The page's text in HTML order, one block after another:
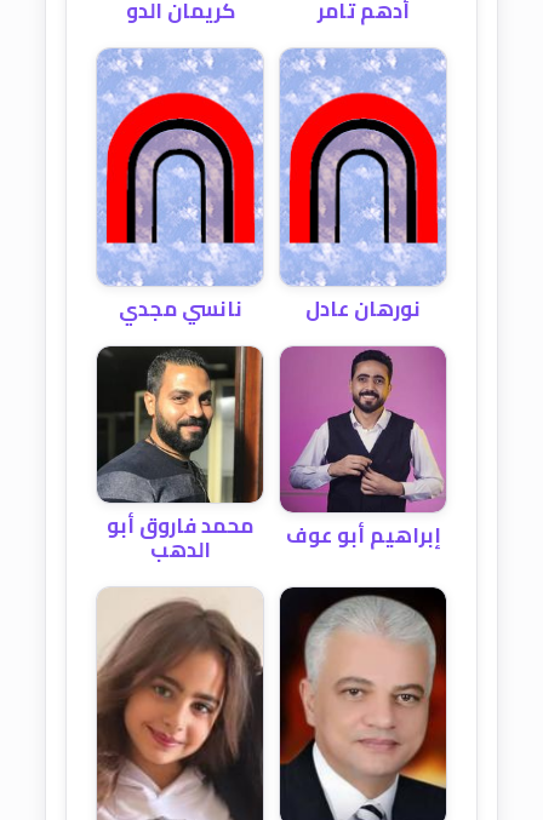
أدهم تامر كريمان الدو
نورهان عادل نانسي مجدي
إبراهيم أبو عوف محمد فاروق أبو
الدهب